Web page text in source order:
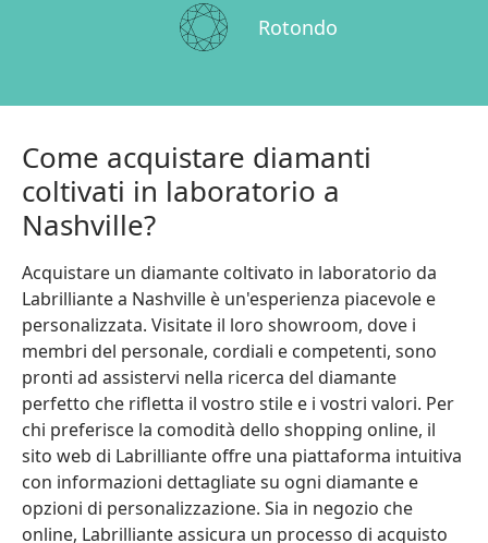
Rotondo
Come acquistare diamanti
coltivati in laboratorio a
Nashville?
Acquistare un diamante coltivato in laboratorio da
Labrilliante a Nashville è un'esperienza piacevole e
personalizzata. Visitate il loro showroom, dove i
membri del personale, cordiali e competenti, sono
pronti ad assistervi nella ricerca del diamante
perfetto che rifletta il vostro stile e i vostri valori. Per
chi preferisce la comodità dello shopping online, il
sito web di Labrilliante offre una piattaforma intuitiva
con informazioni dettagliate su ogni diamante e
opzioni di personalizzazione. Sia in negozio che
online, Labrilliante assicura un processo di acquisto